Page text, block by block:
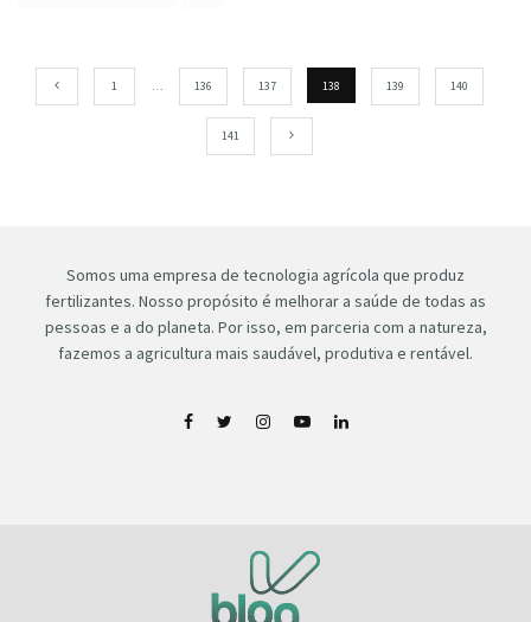
1 … 136 137 138 139 140
141
Somos uma empresa de tecnologia agrícola que produz
fertilizantes. Nosso propósito é melhorar a saúde de todas as
pessoas e a do planeta. Por isso, em parceria com a natureza,
fazemos a agricultura mais saudável, produtiva e rentável.